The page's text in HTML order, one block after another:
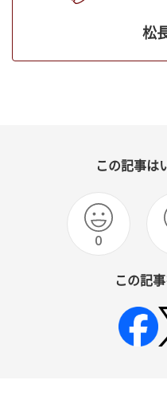
松
この記事は
0
この記